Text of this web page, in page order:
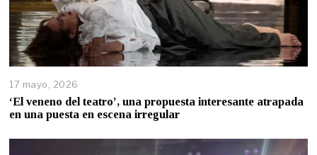
17 mayo, 2026
‘El veneno del teatro’, una propuesta interesante atrapada
en una puesta en escena irregular